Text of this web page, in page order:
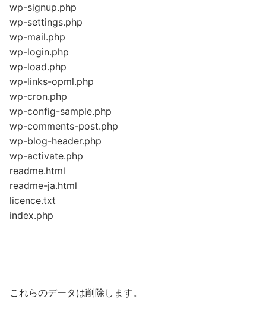
wp-signup.php
wp-settings.php
wp-mail.php
wp-login.php
wp-load.php
wp-links-opml.php
wp-cron.php
wp-config-sample.php
wp-comments-post.php
wp-blog-header.php
wp-activate.php
readme.html
readme-ja.html
licence.txt
index.php
これらのデータは削除します。